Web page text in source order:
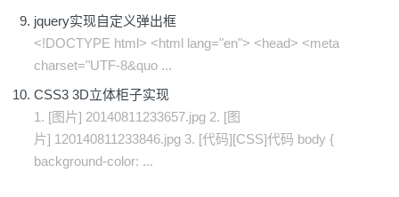
jquery实现自定义弹出框
<!DOCTYPE html> <html lang="en"> <head> <meta
charset="UTF-8&quo ...
CSS3 3D立体柜子实现
1. [图片] 20140811233657.jpg 2. [图
片] 120140811233846.jpg ​3. [代码][CSS]代码 body {
background-color: ...